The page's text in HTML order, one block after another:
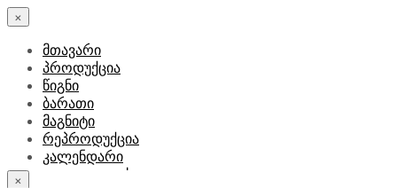
×
მთავარი
პროდუქცია
წიგნი
ბარათი
მაგნიტი
რეპროდუქცია
კალენდარი
კედლის
×